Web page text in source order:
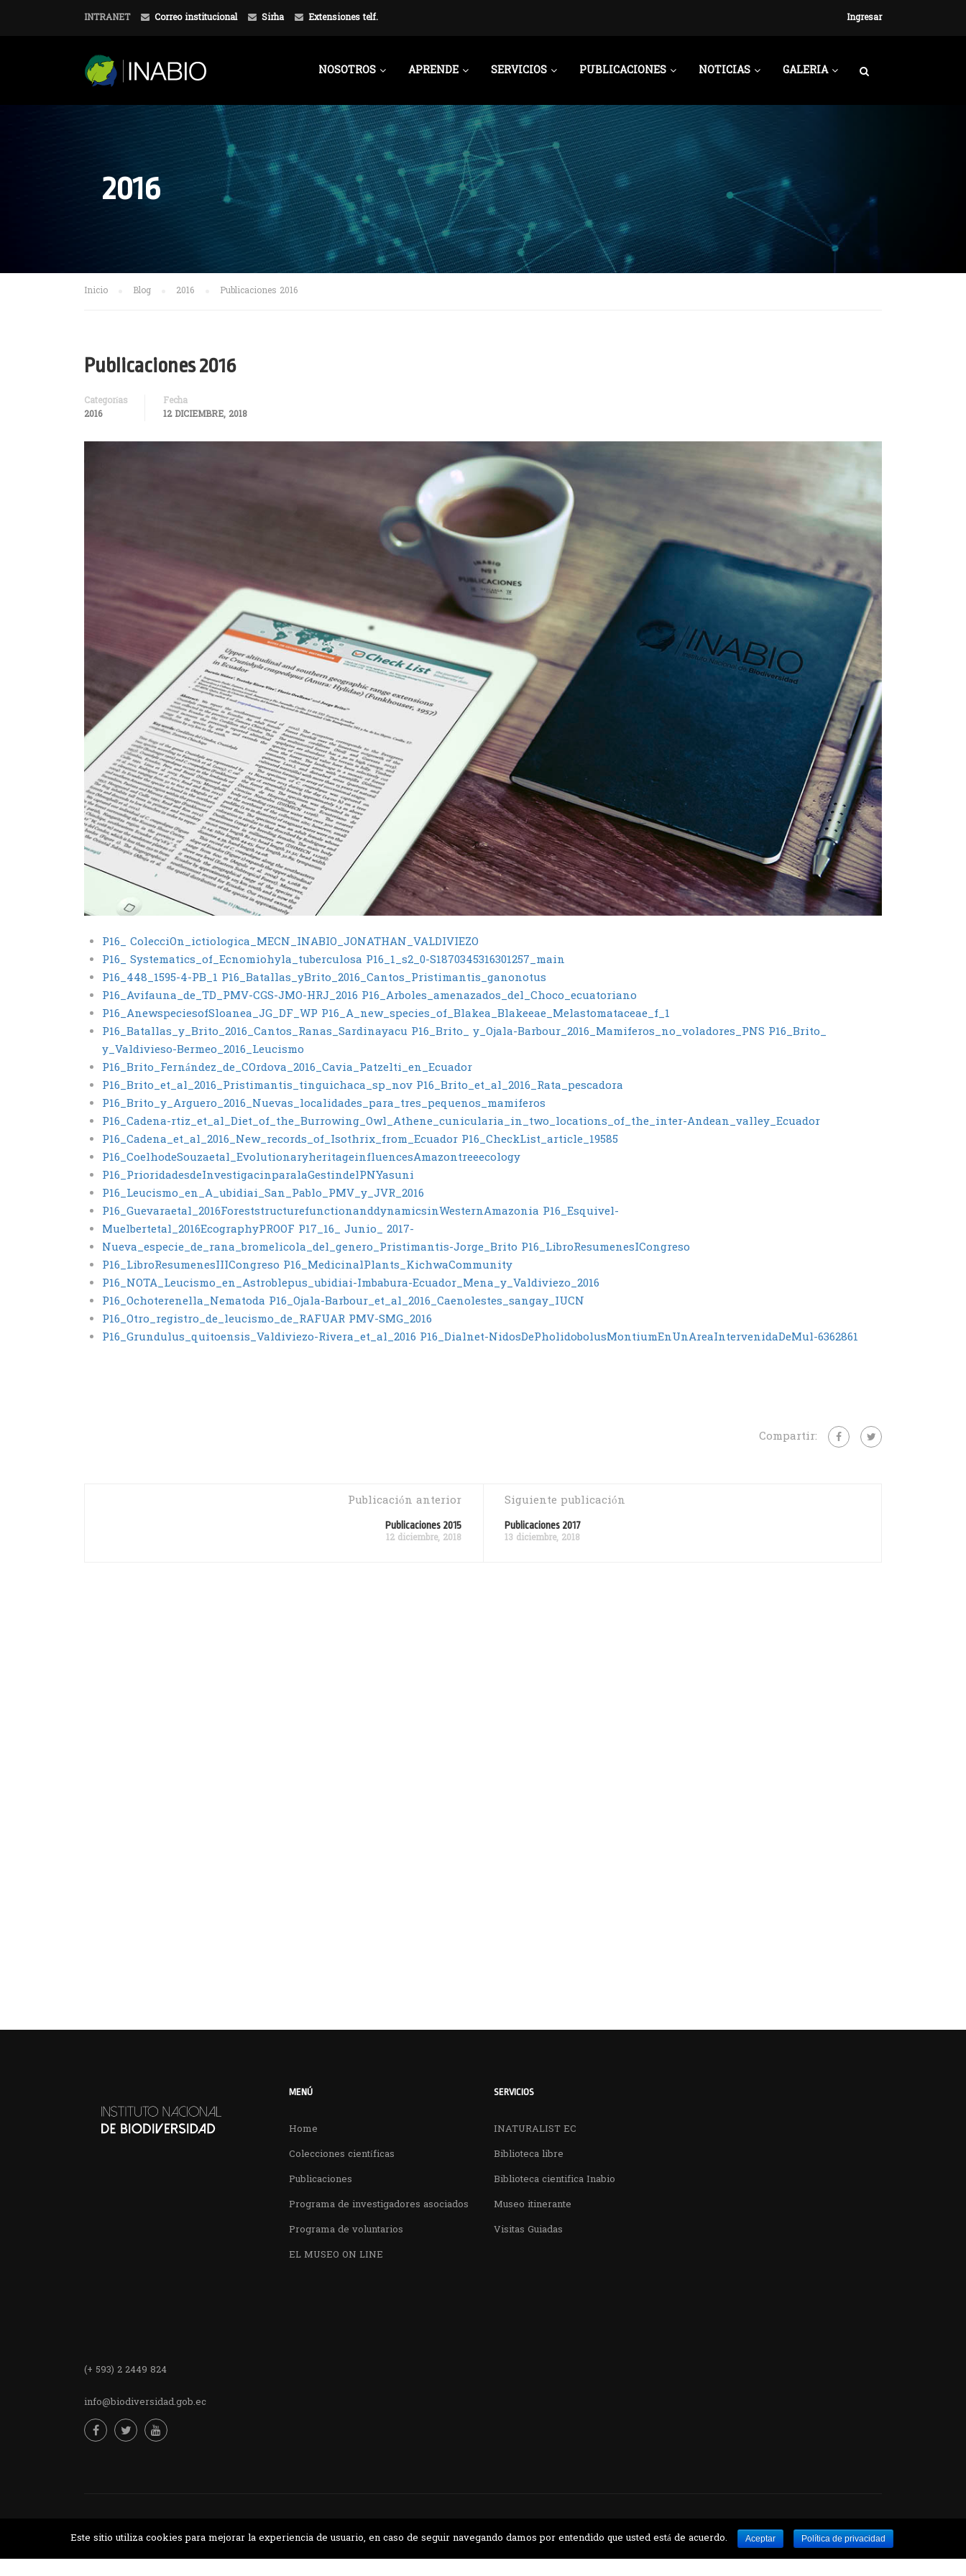
INTRANET Correo institucional Sirha Extensiones telf. Ingresar
NOSOTROS APRENDE SERVICIOS PUBLICACIONES NOTICIAS GALERIA
2016
Inicio Blog 2016 Publicaciones 2016
Publicaciones 2016
Categorías
2016
Fecha
12 DICIEMBRE, 2018
P16_ ColecciOn_ictiologica_MECN_INABIO_JONATHAN_VALDIVIEZO
P16_ Systematics_of_Ecnomiohyla_tuberculosa P16_1_s2_0-S1870345316301257_main
P16_448_1595-4-PB_1 P16_Batallas_yBrito_2016_Cantos_Pristimantis_ganonotus
P16_Avifauna_de_TD_PMV-CGS-JMO-HRJ_2016 P16_Arboles_amenazados_del_Choco_ecuatoriano
P16_AnewspeciesofSloanea_JG_DF_WP P16_A_new_species_of_Blakea_Blakeeae_Melastomataceae_f_1
P16_Batallas_y_Brito_2016_Cantos_Ranas_Sardinayacu P16_Brito_ y_Ojala-Barbour_2016_Mamiferos_no_voladores_PNS P16_Brito_
y_Valdivieso-Bermeo_2016_Leucismo
P16_Brito_Fernández_de_COrdova_2016_Cavia_Patzelti_en_Ecuador
P16_Brito_et_al_2016_Pristimantis_tinguichaca_sp_nov P16_Brito_et_al_2016_Rata_pescadora
P16_Brito_y_Arguero_2016_Nuevas_localidades_para_tres_pequenos_mamiferos
P16_Cadena-rtiz_et_al_Diet_of_the_Burrowing_Owl_Athene_cunicularia_in_two_locations_of_the_inter-Andean_valley_Ecuador
P16_Cadena_et_al_2016_New_records_of_Isothrix_from_Ecuador P16_CheckList_article_19585
P16_CoelhodeSouzaetal_EvolutionaryheritageinfluencesAmazontreeecology
P16_PrioridadesdeInvestigacinparalaGestindelPNYasuni
P16_Leucismo_en_A_ubidiai_San_Pablo_PMV_y_JVR_2016
P16_Guevaraetal_2016ForeststructurefunctionanddynamicsinWesternAmazonia P16_Esquivel-
Muelbertetal_2016EcographyPROOF P17_16_ Junio_ 2017-
Nueva_especie_de_rana_bromelicola_del_genero_Pristimantis-Jorge_Brito P16_LibroResumenesICongreso
P16_LibroResumenesIIICongreso P16_MedicinalPlants_KichwaCommunity
P16_NOTA_Leucismo_en_Astroblepus_ubidiai-Imbabura-Ecuador_Mena_y_Valdiviezo_2016
P16_Ochoterenella_Nematoda P16_Ojala-Barbour_et_al_2016_Caenolestes_sangay_IUCN
P16_Otro_registro_de_leucismo_de_RAFUAR PMV-SMG_2016
P16_Grundulus_quitoensis_Valdiviezo-Rivera_et_al_2016 P16_Dialnet-NidosDePholidobolusMontiumEnUnAreaIntervenidaDeMul-6362861
Compartir:
Publicación anterior
Publicaciones 2015
12 diciembre, 2018
Siguiente publicación
Publicaciones 2017
13 diciembre, 2018
(+ 593) 2 2449 824
info@biodiversidad.gob.ec
MENÚ
Home
Colecciones científicas
Publicaciones
Programa de investigadores asociados
Programa de voluntarios
EL MUSEO ON LINE
SERVICIOS
INATURALIST EC
Biblioteca libre
Biblioteca cientifica Inabio
Museo itinerante
Visitas Guiadas
Este sitio utiliza cookies para mejorar la experiencia de usuario, en caso de seguir navegando damos por entendido que usted está de acuerdo. Aceptar Política de privacidad